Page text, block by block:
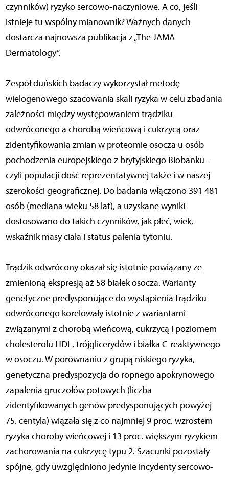
czynników) ryzyko sercowo-naczyniowe. A co, jeśli
istnieje tu wspólny mianownik? Ważnych danych
dostarcza najnowsza publikacja z „The JAMA
Dermatology”.
Zespół duńskich badaczy wykorzystał metodę
wielogenowego szacowania skali ryzyka w celu zbadania
zależności między występowaniem trądziku
odwróconego a chorobą wieńcową i cukrzycą oraz
zidentyfikowania zmian w proteomie osocza u osób
pochodzenia europejskiego z brytyjskiego Biobanku -
czyli populacji dość reprezentatywnej także i w naszej
szerokości geograficznej. Do badania włączono 391 481
osób (mediana wieku 58 lat), a uzyskane wyniki
dostosowano do takich czynników, jak płeć, wiek,
wskaźnik masy ciała i status palenia tytoniu.
Trądzik odwrócony okazał się istotnie powiązany ze
zmienioną ekspresją aż 58 białek osocza. Warianty
genetyczne predysponujące do wystąpienia trądziku
odwróconego korelowały istotnie z wariantami
związanymi z chorobą wieńcową, cukrzycą i poziomem
cholesterolu HDL, trójglicerydów i białka C-reaktywnego
w osoczu. W porównaniu z grupą niskiego ryzyka,
genetyczna predyspozycja do ropnego apokrynowego
zapalenia gruczołów potowych (liczba
zidentyfikowanych genów predysponujących powyżej
75. centyla) wiązała się z co najmniej 9 proc. wzrostem
ryzyka choroby wieńcowej i 13 proc. większym ryzykiem
zachorowania na cukrzycę typu 2. Szacunki pozostały
spójne, gdy uwzględniono jedynie incydenty sercowo-